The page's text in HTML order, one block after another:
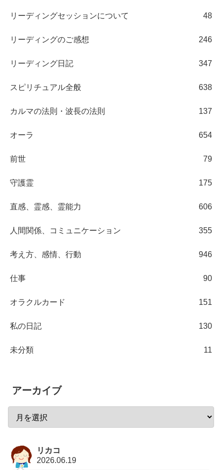
リーディングセッションについて 48
リーディングのご感想 246
リーディング日記 347
スピリチュアル全般 638
カルマの法則・波長の法則 137
オーラ 654
前世 79
守護霊 175
直感、霊感、霊能力 606
人間関係、コミュニケーション 355
考え方、感情、行動 946
仕事 90
オラクルカード 151
私の日記 130
未分類 11
アーカイブ
リカコ
2026.06.19